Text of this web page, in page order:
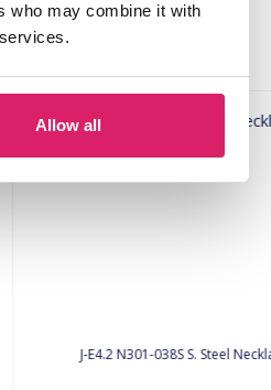
who may combine it with
Allow all
J-E4.2 N301-038S S. Steel